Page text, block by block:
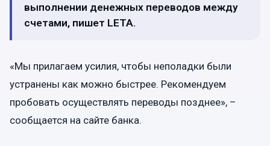
выполнении денежных переводов между
счетами, пишет LETA.
«Мы прилагаем усилия, чтобы неполадки были
устранены как можно быстрее. Рекомендуем
пробовать осуществлять переводы позднее», –
сообщается на сайте банка.